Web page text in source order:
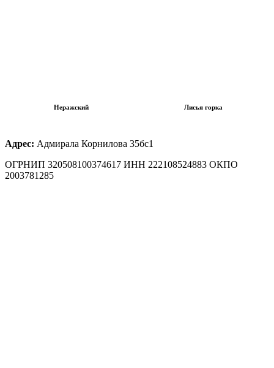
Неражский Лисья горка
Адрес: Адмирала Корнилова 35бс1
ОГРНИП 320508100374617 ИНН 222108524883 ОКПО
2003781285